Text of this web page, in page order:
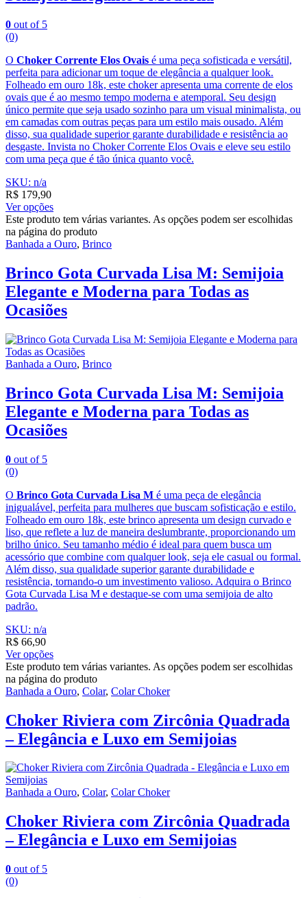
0 out of 5
(0)
O Choker Corrente Elos Ovais é uma peça sofisticada e versátil,
perfeita para adicionar um toque de elegância a qualquer look.
Folheado em ouro 18k, este choker apresenta uma corrente de elos
ovais que é ao mesmo tempo moderna e atemporal. Seu design
único permite que seja usado sozinho para um visual minimalista, ou
em camadas com outras peças para um estilo mais ousado. Além
disso, sua qualidade superior garante durabilidade e resistência ao
desgaste. Invista no Choker Corrente Elos Ovais e eleve seu estilo
com uma peça que é tão única quanto você.
SKU: n/a
R$ 179,90
Ver opções
Este produto tem várias variantes. As opções podem ser escolhidas
na página do produto
Banhada a Ouro, Brinco
Brinco Gota Curvada Lisa M: Semijoia
Elegante e Moderna para Todas as
Ocasiões
Banhada a Ouro, Brinco
Brinco Gota Curvada Lisa M: Semijoia
Elegante e Moderna para Todas as
Ocasiões
0 out of 5
(0)
O Brinco Gota Curvada Lisa M é uma peça de elegância
inigualável, perfeita para mulheres que buscam sofisticação e estilo.
Folheado em ouro 18k, este brinco apresenta um design curvado e
liso, que reflete a luz de maneira deslumbrante, proporcionando um
brilho único. Seu tamanho médio é ideal para quem busca um
acessório que combine com qualquer look, seja ele casual ou formal.
Além disso, sua qualidade superior garante durabilidade e
resistência, tornando-o um investimento valioso. Adquira o Brinco
Gota Curvada Lisa M e destaque-se com uma semijoia de alto
padrão.
SKU: n/a
R$ 66,90
Ver opções
Este produto tem várias variantes. As opções podem ser escolhidas
na página do produto
Banhada a Ouro, Colar, Colar Choker
Choker Riviera com Zircônia Quadrada
– Elegância e Luxo em Semijoias
Banhada a Ouro, Colar, Colar Choker
Choker Riviera com Zircônia Quadrada
– Elegância e Luxo em Semijoias
0 out of 5
(0)